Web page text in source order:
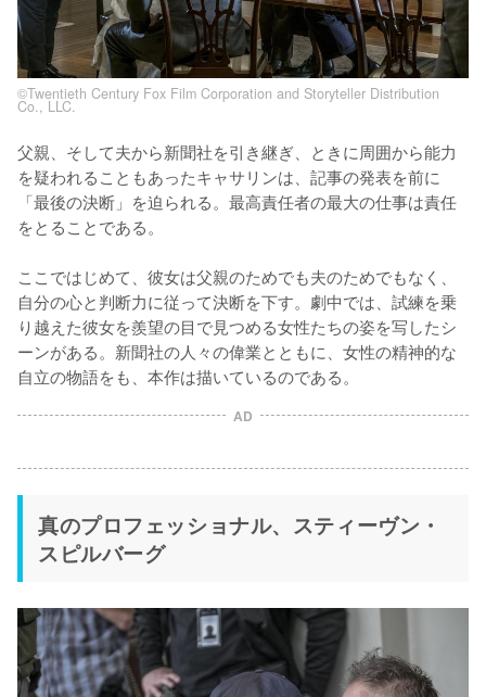
©Twentieth Century Fox Film Corporation and Storyteller Distribution
Co., LLC.
父親、そして夫から新聞社を引き継ぎ、ときに周囲から能力
を疑われることもあったキャサリンは、記事の発表を前に
「最後の決断」を迫られる。最高責任者の最大の仕事は責任
をとることである。
ここではじめて、彼女は父親のためでも夫のためでもなく、
自分の心と判断力に従って決断を下す。劇中では、試練を乗
り越えた彼女を羨望の目で見つめる女性たちの姿を写したシ
ーンがある。新聞社の人々の偉業とともに、女性の精神的な
自立の物語をも、本作は描いているのである。
AD
真のプロフェッショナル、スティーヴン・
スピルバーグ